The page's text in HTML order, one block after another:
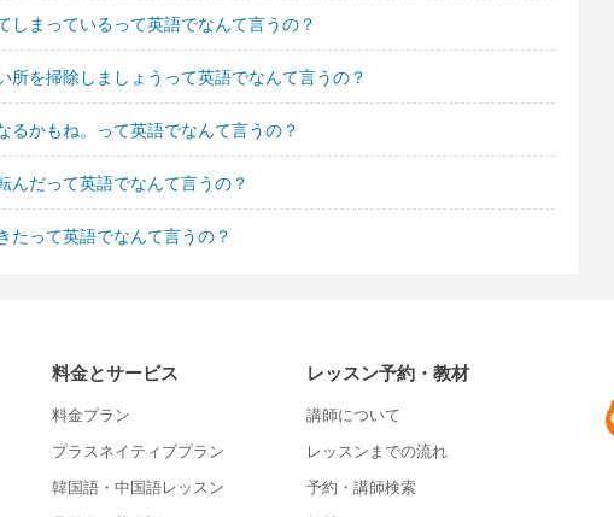
まっているって英語でなんて言うの？
所を掃除しましょうって英語でなんて言うの？
かもね。って英語でなんて言うの？
んだって英語でなんて言うの？
たって英語でなんて言うの？
料金とサービス
料金プラン
プラスネイティブプラン
韓国語・中国語レッスン
レッスン予約・教材
講師について
レッスンまでの流れ
予約・講師検索